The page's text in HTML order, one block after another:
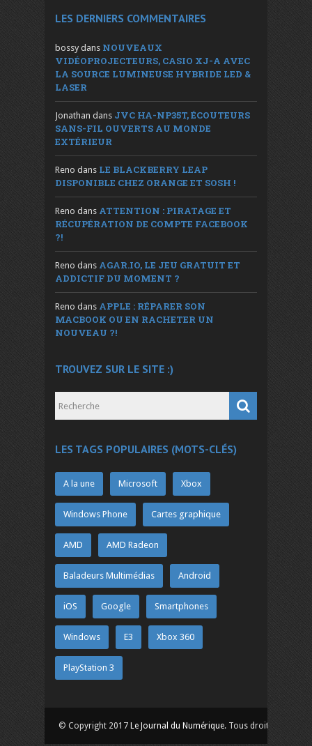
LES DERNIERS COMMENTAIRES
bossy dans NOUVEAUX
VIDÉOPROJECTEURS, CASIO XJ-A AVEC
LA SOURCE LUMINEUSE HYBRIDE LED &
LASER
Jonathan dans JVC HA-NP35T, ÉCOUTEURS
SANS-FIL OUVERTS AU MONDE
EXTÉRIEUR
Reno dans LE BLACKBERRY LEAP
DISPONIBLE CHEZ ORANGE ET SOSH !
Reno dans ATTENTION : PIRATAGE ET
RÉCUPÉRATION DE COMPTE FACEBOOK
?!
Reno dans AGAR.IO, LE JEU GRATUIT ET
ADDICTIF DU MOMENT ?
Reno dans APPLE : RÉPARER SON
MACBOOK OU EN RACHETER UN
NOUVEAU ?!
TROUVEZ SUR LE SITE :)
LES TAGS POPULAIRES (MOTS-CLÉS)
A la une Microsoft Xbox
Windows Phone Cartes graphique
AMD AMD Radeon
Baladeurs Multimédias Android
iOS Google Smartphones
Windows E3 Xbox 360
PlayStation 3
© Copyright 2017 Le Journal du Numérique. Tous droits réservés.